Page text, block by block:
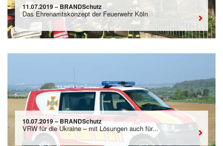
11.07.2019 – BRANDSchutz
Das Ehrenamtskonzept der Feuerwehr Köln
10.07.2019 – BRANDSchutz
VRW für die Ukraine – mit Lösungen auch für...